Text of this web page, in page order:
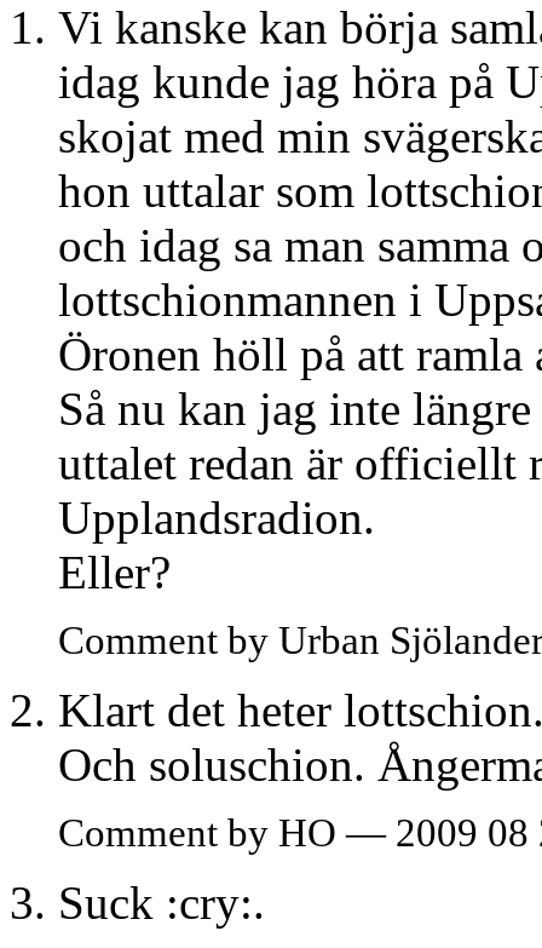
Vi kanske kan börja
idag kunde jag höra på
skojat med min
hon uttalar som
och idag sa man samma
lottschionmannen i
Öronen höll på att ramla
Så nu kan jag inte
uttalet redan är officiellt
Upplandsradion.
Eller?
Comment by Urban
Klart det heter
Och soluschion.
Comment by HO — 2009
Suck :cry:.